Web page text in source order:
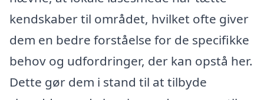
kendskaber til området, hvilket ofte giver
dem en bedre forståelse for de specifikke
behov og udfordringer, der kan opstå her.
Dette gør dem i stand til at tilbyde